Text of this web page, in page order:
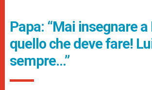
Papa: “Mai insegnare a
quello che deve fare!
sempre…”